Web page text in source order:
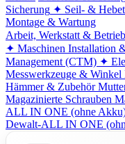
Sicherung ✦ Seil- &
Montage & Wartung
Arbeit, Werkstatt & Betrieb
✦ Maschinen Installation
Management (CTM) ✦
Messwerkzeuge & Winkel
Hämmer & Zubehör
Magazinierte Schrauben
ALL IN ONE (ohne
Dewalt-ALL IN ONE